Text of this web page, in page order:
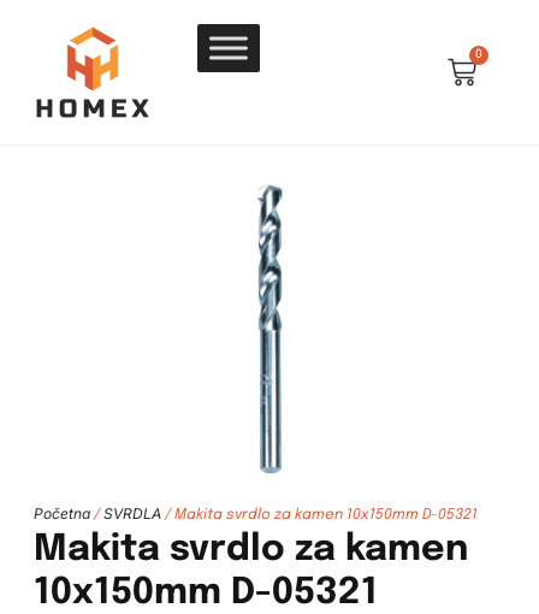
0
Početna/ SVRDLA/ Makita svrdlo za kamen 10x150mm D-05321
Makita svrdlo za kamen
10x150mm D-05321